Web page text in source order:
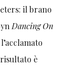
il brano
Dancing On
è